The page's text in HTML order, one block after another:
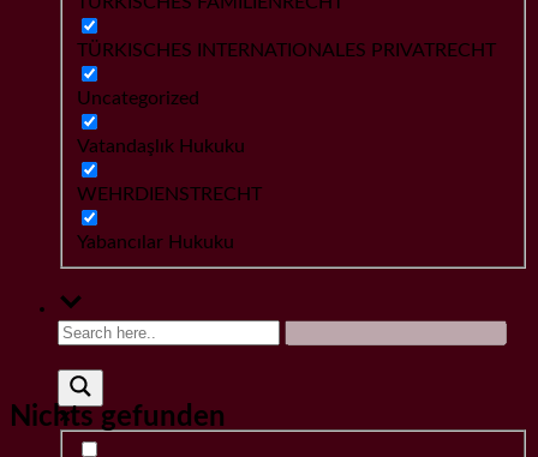
TÜRKISCHES INTERNATIONALES PRIVATRECHT
Uncategorized
Vatandaşlık Hukuku
WEHRDIENSTRECHT
Yabancılar Hukuku
Nichts gefunden